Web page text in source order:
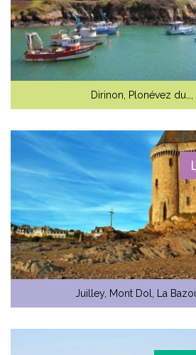
Dirinon Plonévez du…
Juilley, Mont Dol La